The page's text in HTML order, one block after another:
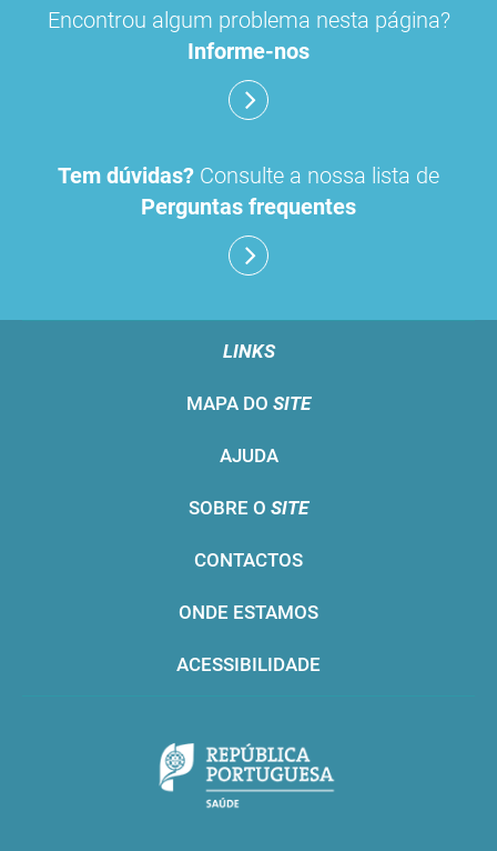
Encontrou algum problema nesta página?
Informe-nos
Tem dúvidas? Consulte a nossa lista de
Perguntas frequentes
LINKS
MAPA DO SITE
AJUDA
SOBRE O SITE
CONTACTOS
ONDE ESTAMOS
ACESSIBILIDADE